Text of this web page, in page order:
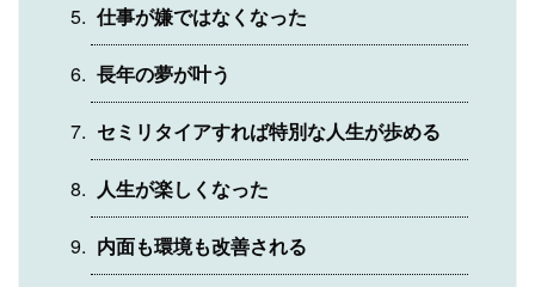
仕事が嫌ではなくなった
長年の夢が叶う
セミリタイアすれば特別な人生が歩める
人生が楽しくなった
内面も環境も改善される